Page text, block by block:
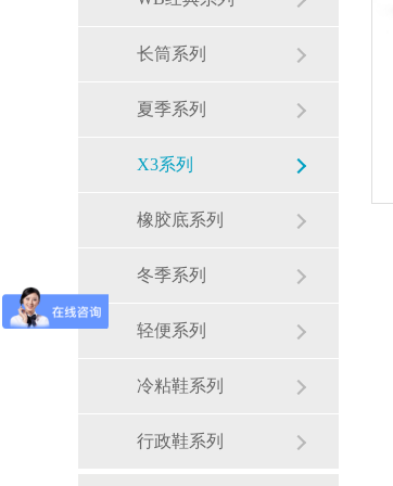
长筒系列
夏季系列
X3系列
橡胶底系列
冬季系列
轻便系列
冷粘鞋系列
行政鞋系列